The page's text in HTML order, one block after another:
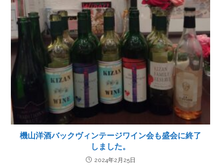
機山洋酒バックヴィンテージワイン会も盛会に終了
しました。
2024年2月25日